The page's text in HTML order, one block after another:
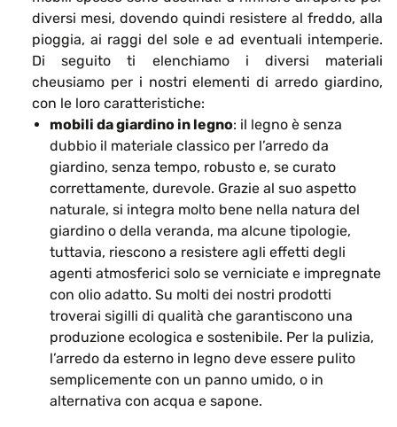
diversi mesi, dovendo quindi resistere al freddo, alla
pioggia, ai raggi del sole e ad eventuali intemperie.
Di seguito ti elenchiamo i diversi materiali
cheusiamo per i nostri elementi di arredo giardino,
con le loro caratteristiche:
mobili da giardino in legno: il legno è senza
dubbio il materiale classico per l’arredo da
giardino, senza tempo, robusto e, se curato
correttamente, durevole. Grazie al suo aspetto
naturale, si integra molto bene nella natura del
giardino o della veranda, ma alcune tipologie,
tuttavia, riescono a resistere agli effetti degli
agenti atmosferici solo se verniciate e impregnate
con olio adatto. Su molti dei nostri prodotti
troverai sigilli di qualità che garantiscono una
produzione ecologica e sostenibile. Per la pulizia,
l’arredo da esterno in legno deve essere pulito
semplicemente con un panno umido, o in
alternativa con acqua e sapone.